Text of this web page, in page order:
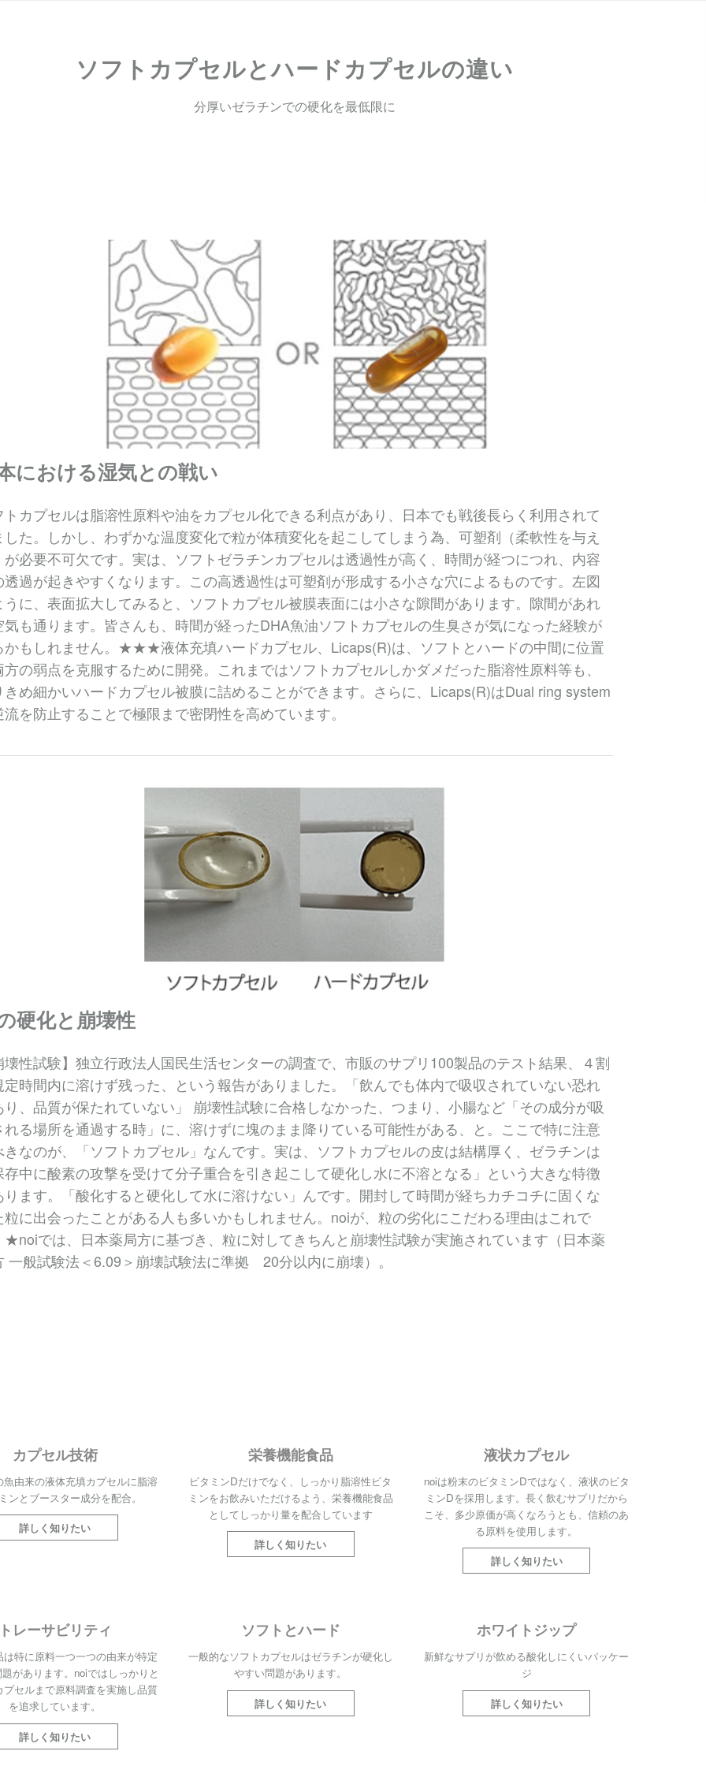
ソフトカプセルとハードカプセルの違い
分厚いゼラチンでの硬化を最低限に
における湿気との戦い
トカプセルは脂溶性原料や油をカプセル化できる利点があり、日本でも戦後長らく利用されて
した。しかし、わずかな温度変化で粒が体積変化を起こしてしまう為、可塑剤（柔軟性を与え
が必要不可欠です。実は、ソフトゼラチンカプセルは透過性が高く、時間が経つにつれ、内容
透過が起きやすくなります。この高透過性は可塑剤が形成する小さな穴によるものです。左図
うに、表面拡大してみると、ソフトカプセル被膜表面には小さな隙間があります。隙間があれ
気も通ります。皆さんも、時間が経ったDHA魚油ソフトカプセルの生臭さが気になった経験が
かもしれません。★★★液体充填ハードカプセル、Licaps(R)は、ソフトとハードの中間に位置
方の弱点を克服するために開発。これまではソフトカプセルしかダメだった脂溶性原料等も、
きめ細かいハードカプセル被膜に詰めることができます。さらに、Licaps(R)はDual ring system
を防止することで極限まで密閉性を高めています。
硬化と崩壊性
壊性試験】独立行政法人国民生活センターの調査で、市販のサプリ100製品のテスト結果、４割
定時間内に溶けず残った、という報告がありました。「飲んでも体内で吸収されていない恐れ
り、品質が保たれていない」 崩壊性試験に合格しなかった、つまり、小腸など「その成分が吸
れる場所を通過する時」に、溶けずに塊のまま降りている可能性がある、と。ここで特に注意
きなのが、「ソフトカプセル」なんです。実は、ソフトカプセルの皮は結構厚く、ゼラチンは
存中に酸素の攻撃を受けて分子重合を引き起こして硬化し水に不溶となる」という大きな特徴
ります。「酸化すると硬化して水に溶けない」んです。開封して時間が経ちカチコチに固くな
粒に出会ったことがある人も多いかもしれません。noiが、粒の劣化にこだわる理由はこれで
★noiでは、日本薬局方に基づき、粒に対してきちんと崩壊性試験が実施されています（日本薬
一般試験法＜6.09＞崩壊試験法に準拠 20分以内に崩壊）。
カプセル技術
魚由来の液体充填カプセルに脂溶
ンとブースター成分を配合。
詳しく知りたい
栄養機能食品
ビタミンDだけでなく、しっかり脂溶性ビタ
ミンをお飲みいただけるよう、栄養機能食品
としてしっかり量を配合しています
詳しく知りたい
液状カプセル
noiは粉末のビタミンDではなく、液状のビタ
ミンDを採用します。長く飲むサプリだから
こそ、多少原価が高くなろうとも、信頼のあ
る原料を使用します。
詳しく知りたい
レーサビリティ
は特に原料一つ一つの由来が特定
があります。noiではしっかりと
プセルまで原料調査を実施し品質
を追求しています。
詳しく知りたい
ソフトとハード
一般的なソフトカプセルはゼラチンが硬化し
やすい問題があります。
詳しく知りたい
ホワイトジップ
新鮮なサプリが飲める酸化しにくいパッケー
ジ
詳しく知りたい